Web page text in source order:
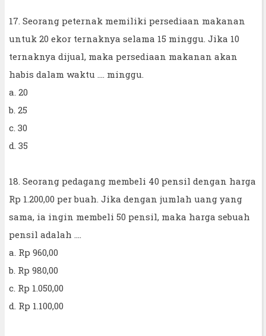
17. Seorang peternak memiliki persediaan makanan
untuk 20 ekor ternaknya selama 15 minggu. Jika 10
ternaknya dijual, maka persediaan makanan akan
habis dalam waktu .... minggu.
a. 20
b. 25
c. 30
d. 35
18. Seorang pedagang membeli 40 pensil dengan harga
Rp 1.200,00 per buah. Jika dengan jumlah uang yang
sama, ia ingin membeli 50 pensil, maka harga sebuah
pensil adalah ....
a. Rp 960,00
b. Rp 980,00
c. Rp 1.050,00
d. Rp 1.100,00